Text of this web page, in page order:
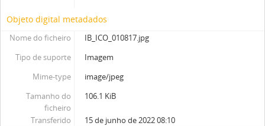
Objeto digital metadados
Nome do ficheiro
IB_ICO_010817.jpg
Tipo de suporte
Imagem
Mime-type
image/jpeg
Tamanho do
ficheiro
106.1 KiB
Transferido 15 de junho de 2022 08:10